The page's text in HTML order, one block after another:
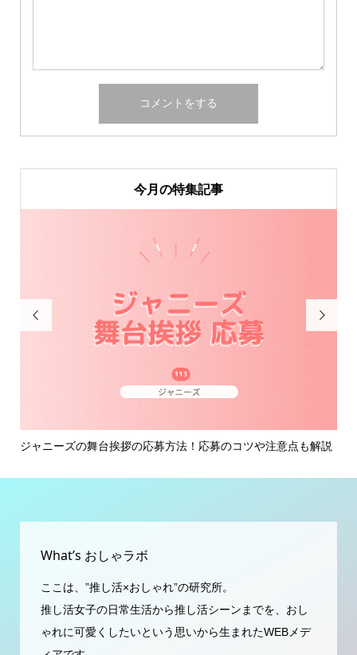
今月の特集記事

ジャニーズの復活当選とは？当たる方法と当選連絡が来るタイ

ここは、”推し活×おしゃれ”の研究所。
推し活女子の日常生活から推し活シーンまでを、おし
ゃれに可愛くしたいという思いから生まれたWEBメデ